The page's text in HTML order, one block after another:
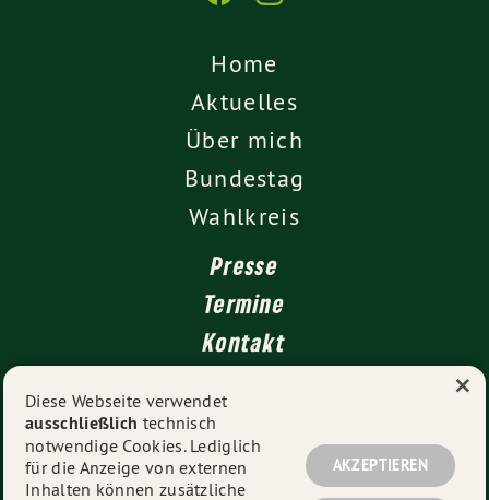
Home
Aktuelles
Über mich
Bundestag
Wahlkreis
Presse
Termine
Kontakt
Impressum
Datenschutz
Diese Webseite verwendet
ausschließlich technisch
notwendige Cookies. Lediglich
für die Anzeige von externen
Inhalten können zusätzliche
AKZEPTIEREN
×